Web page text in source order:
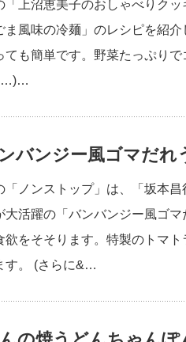
「上沼恵美子のおしゃべりク
ま風味の冷麺」のレシピを紹
ても簡単です。野菜たっぷり
…)…
バンジー風ゴマだ
「ノンストップ」は、「坂本
大活躍の「バンバンジー風ゴ
欲をそそります。特製のトマ
す。 (さらに&…